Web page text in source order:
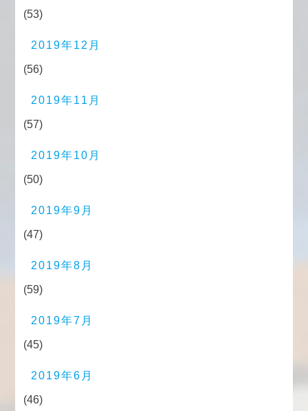
(53)
2019年12月
(56)
2019年11月
(57)
2019年10月
(50)
2019年9月
(47)
2019年8月
(59)
2019年7月
(45)
2019年6月
(46)